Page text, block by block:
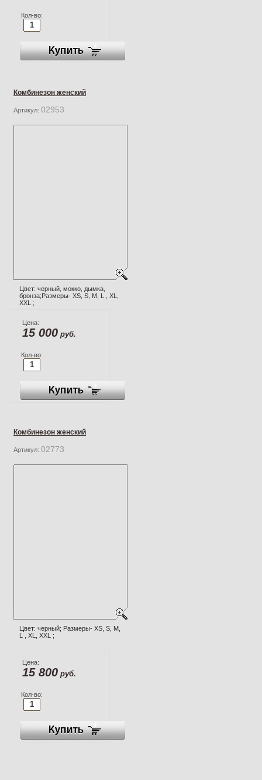
Кол-во:
Комбинезон женский
Артикул: 02953
Цвет: черный, мокко, дымка,
бронза;Размеры- XS, S, M, L , XL,
XXL ;
Цена:
15 000 руб.
Кол-во:
Комбинезон женский
Артикул: 02773
Цвет: черный; Размеры- XS, S, M,
L , XL, XXL ;
Цена:
15 800 руб.
Кол-во: